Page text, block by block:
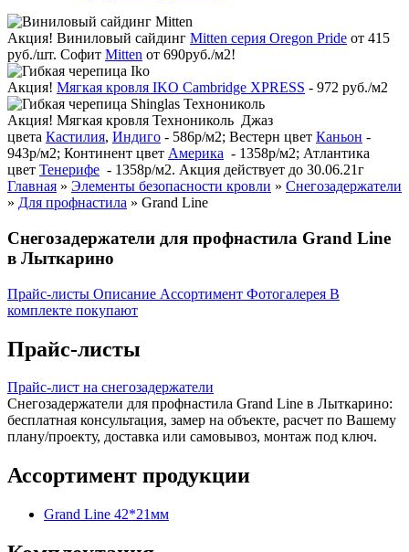
Акция! Виниловый сайдинг Mitten серия Oregon Pride от 415
руб./шт. Софит Mitten от 690руб./м2!
Акция! Мягкая кровля IKO Cambridge XPRESS - 972 руб./м2
Акция! Мягкая кровля Технониколь Джаз
цвета Кастилия, Индиго - 586р/м2; Вестерн цвет Каньон -
943р/м2; Континент цвет Америка - 1358р/м2; Атлантика
цвет Тенерифе - 1358р/м2. Акция действует до 30.06.21г
Главная » Элементы безопасности кровли » Снегозадержатели
» Для профнастила » Grand Line
Снегозадержатели для профнастила Grand Line
в Лыткарино
Прайс-листы Описание Ассортимент Фотогалерея В
комплекте покупают
Прайс-листы
Прайс-лист на снегозадержатели
Снегозадержатели для профнастила Grand Line в Лыткарино:
бесплатная консультация, замер на объекте, расчет по Вашему
плану/проекту, доставка или самовывоз, монтаж под ключ.
Ассортимент продукции
Grand Line 42*21мм